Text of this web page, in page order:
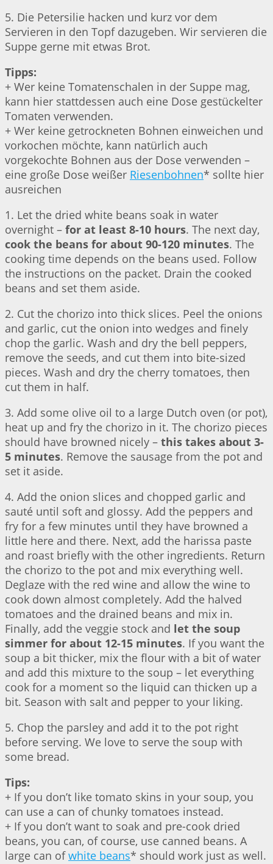
5. Die Petersilie hacken und kurz vor dem
Servieren in den Topf dazugeben. Wir servieren die
Suppe gerne mit etwas Brot.
Tipps:
+ Wer keine Tomatenschalen in der Suppe mag,
kann hier stattdessen auch eine Dose gestückelter
Tomaten verwenden.
+ Wer keine getrockneten Bohnen einweichen und
vorkochen möchte, kann natürlich auch
vorgekochte Bohnen aus der Dose verwenden –
eine große Dose weißer Riesenbohnen* sollte hier
ausreichen
1. Let the dried white beans soak in water
overnight – for at least 8-10 hours. The next day,
cook the beans for about 90-120 minutes. The
cooking time depends on the beans used. Follow
the instructions on the packet. Drain the cooked
beans and set them aside.
2. Cut the chorizo into thick slices. Peel the onions
and garlic, cut the onion into wedges and finely
chop the garlic. Wash and dry the bell peppers,
remove the seeds, and cut them into bite-sized
pieces. Wash and dry the cherry tomatoes, then
cut them in half.
3. Add some olive oil to a large Dutch oven (or pot),
heat up and fry the chorizo in it. The chorizo pieces
should have browned nicely – this takes about 3-
5 minutes. Remove the sausage from the pot and
set it aside.
4. Add the onion slices and chopped garlic and
sauté until soft and glossy. Add the peppers and
fry for a few minutes until they have browned a
little here and there. Next, add the harissa paste
and roast briefly with the other ingredients. Return
the chorizo to the pot and mix everything well.
Deglaze with the red wine and allow the wine to
cook down almost completely. Add the halved
tomatoes and the drained beans and mix in.
Finally, add the veggie stock and let the soup
simmer for about 12-15 minutes. If you want the
soup a bit thicker, mix the flour with a bit of water
and add this mixture to the soup – let everything
cook for a moment so the liquid can thicken up a
bit. Season with salt and pepper to your liking.
5. Chop the parsley and add it to the pot right
before serving. We love to serve the soup with
some bread.
Tips:
+ If you don’t like tomato skins in your soup, you
can use a can of chunky tomatoes instead.
+ If you don’t want to soak and pre-cook dried
beans, you can, of course, use canned beans. A
large can ofwhite beans* should work just as well.